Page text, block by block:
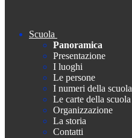
Scuola
Panoramica
Presentazione
I luoghi
Le persone
I numeri della scuola
Le carte della scuola
Organizzazione
La storia
Contatti